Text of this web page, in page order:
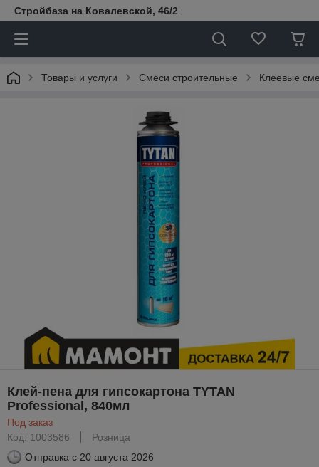
Стройбаза на Ковалевской, 46/2
Товары и услуги Смеси строительные Клеевые
Клей-пена для гипсокартона TYTAN
Professional, 840мл
Под заказ
Код: 1003586
Розница
Отправка с 20 августа 2026